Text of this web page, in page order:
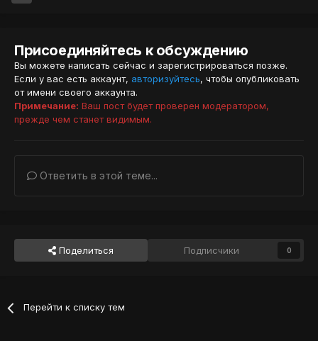
Присоединяйтесь к обсуждению
Вы можете написать сейчас и зарегистрироваться позже.
Если у вас есть аккаунт, авторизуйтесь, чтобы опубликовать
от имени своего аккаунта.
Примечание: Ваш пост будет проверен модератором,
прежде чем станет видимым.
Ответить в этой теме...
Поделиться Подписчики 0
Перейти к списку тем